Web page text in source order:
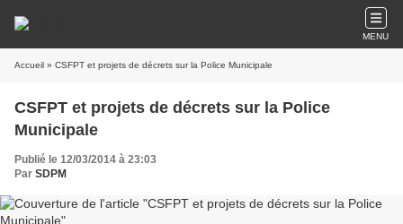
MENU
Accueil » CSFPT et projets de décrets sur la Police Municipale
CSFPT et projets de décrets sur la Police
Municipale
Publié le 12/03/2014 à 23:03
Par SDPM